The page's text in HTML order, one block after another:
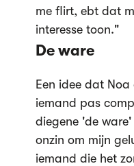
me flirt, ebt dat
interesse toon."
De ware
Een idee dat
iemand pas
diegene 'de
onzin om mijn
iemand die het